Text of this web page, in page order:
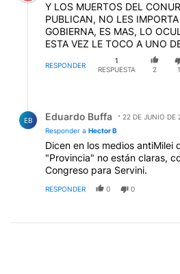
Y LOS MUERTOS DEL
PUBLICAN, NO LES
GOBIERNA, ES MAS, LO
ESTA VEZ LE TOCO A UNO
RESPONDER
1
RESPUESTA
2 1
EB Eduardo Buffa
22 DE JUNIO DE
Responder a Hector B
Dicen en los medios antiMilei
"Provincia" no están claras,
Congreso para Servini.
RESPONDER 0 0